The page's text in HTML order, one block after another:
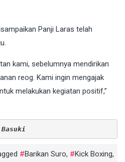
Panji Laras telah
kami, sebelumnya mendirikan
reog. Kami ingin mengajak
melakukan kegiatan positif,”
Barikan Suro, Kick Boxing,